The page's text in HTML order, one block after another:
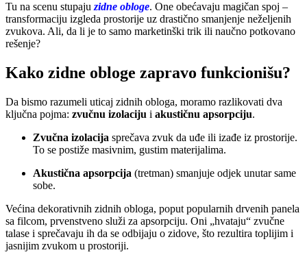
Tu na scenu stupaju zidne obloge. One obećavaju magičan spoj –
transformaciju izgleda prostorije uz drastično smanjenje neželjenih
zvukova. Ali, da li je to samo marketinški trik ili naučno potkovano
rešenje?
Kako zidne obloge zapravo funkcionišu?
Da bismo razumeli uticaj zidnih obloga, moramo razlikovati dva
ključna pojma: zvučnu izolaciju i akustičnu apsorpciju.
Zvučna izolacija sprečava zvuk da uđe ili izađe iz prostorije.
To se postiže masivnim, gustim materijalima.
Akustična apsorpcija (tretman) smanjuje odjek unutar same
sobe.
Većina dekorativnih zidnih obloga, poput popularnih drvenih panela
sa filcom, prvenstveno služi za apsorpciju. Oni „hvataju“ zvučne
talase i sprečavaju ih da se odbijaju o zidove, što rezultira toplijim i
jasnijim zvukom u prostoriji.